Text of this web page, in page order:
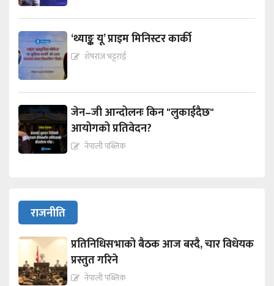
‘थ्याङ्क यू’ प्राइम मिनिस्टर कार्की
शेषराज भट्टराई
जेन–जी आन्दोलनः किन "लुकाईदैछ"
आयोगको प्रतिवेदन?
नेपाली पब्लिक
राजनीति
प्रतिनिधिसभाको बैठक आज बस्दै, चार विधेयक
प्रस्तुत गरिने
नेपाली पब्लिक